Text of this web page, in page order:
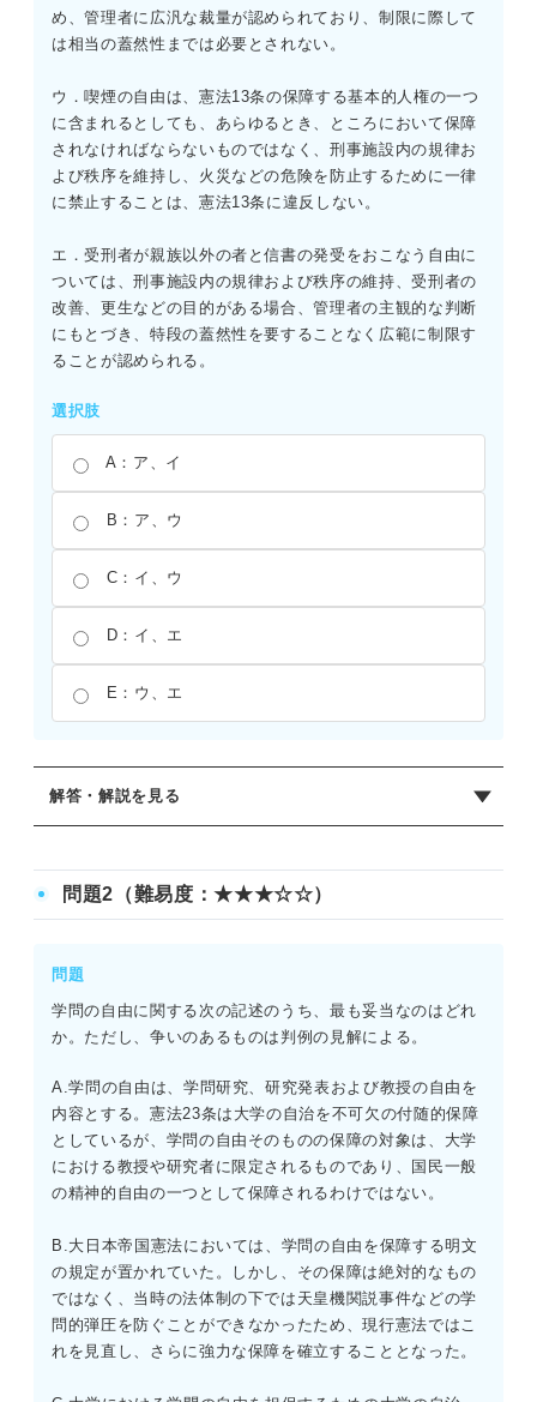
め、管理者に広汎な裁量が認められており、制限に際して
は相当の蓋然性までは必要とされない。
ウ．喫煙の自由は、憲法13条の保障する基本的人権の一つ
に含まれるとしても、あらゆるとき、ところにおいて保障
されなければならないものではなく、刑事施設内の規律お
よび秩序を維持し、火災などの危険を防止するために一律
に禁止することは、憲法13条に違反しない。
エ．受刑者が親族以外の者と信書の発受をおこなう自由に
ついては、刑事施設内の規律および秩序の維持、受刑者の
改善、更生などの目的がある場合、管理者の主観的な判断
にもとづき、特段の蓋然性を要することなく広範に制限す
ることが認められる。
選択肢
A：ア、イ
B：ア、ウ
C：イ、ウ
D：イ、エ
E：ウ、エ
解答・解説を見る
ア：〇 猿払事件後の堀越事件などの判例により、管理
職にない職員が職務外でおこなう行為などは、政治的中立
イ：× 未決拘禁者の閲読制限は、施設内の規律維持に放置
しがたい障害が生ずる相当の蓋然性がある場合に限られる
（よど号事件）。管理者の裁量のみによる制限は許されな
ウ：〇 喫煙の自由は憲法13条の下で保障されるとして
も、火災防止や証拠隠滅の防止という目的から、刑事施設
内での禁止は合憲とされる。
エ：× 受刑者の信書発受の制限も、規律維持などに相当の
蓋然性が認められる場合に限られる。
問題2（難易度：★★★☆☆）
問題
学問の自由に関する次の記述のうち、最も妥当なのはどれ
か。ただし、争いのあるものは判例の見解による。
A.学問の自由は、学問研究、研究発表および教授の自由を
内容とする。憲法23条は大学の自治を不可欠の付随的保障
としているが、学問の自由そのものの保障の対象は、大学
における教授や研究者に限定されるものであり、国民一般
の精神的自由の一つとして保障されるわけではない。
B.大日本帝国憲法においては、学問の自由を保障する明文
の規定が置かれていた。しかし、その保障は絶対的なもの
ではなく、当時の法体制の下では天皇機関説事件などの学
問的弾圧を防ぐことができなかったため、現行憲法ではこ
れを見直し、さらに強力な保障を確立することとなった。